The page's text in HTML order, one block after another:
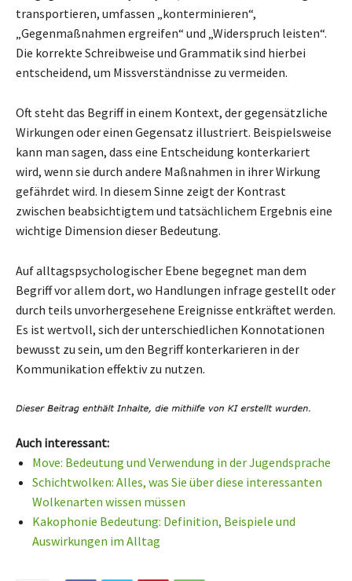
transportieren, umfassen „konterminieren“,
„Gegenmaßnahmen ergreifen“ und „Widerspruch leisten“.
Die korrekte Schreibweise und Grammatik sind hierbei
entscheidend, um Missverständnisse zu vermeiden.
Oft steht das Begriff in einem Kontext, der gegensätzliche
Wirkungen oder einen Gegensatz illustriert. Beispielsweise
kann man sagen, dass eine Entscheidung konterkariert
wird, wenn sie durch andere Maßnahmen in ihrer Wirkung
gefährdet wird. In diesem Sinne zeigt der Kontrast
zwischen beabsichtigtem und tatsächlichem Ergebnis eine
wichtige Dimension dieser Bedeutung.
Auf alltagspsychologischer Ebene begegnet man dem
Begriff vor allem dort, wo Handlungen infrage gestellt oder
durch teils unvorhergesehene Ereignisse entkräftet werden.
Es ist wertvoll, sich der unterschiedlichen Konnotationen
bewusst zu sein, um den Begriff konterkarieren in der
Kommunikation effektiv zu nutzen.
Auch interessant:
Move: Bedeutung und Verwendung in der Jugendsprache
Schichtwolken: Alles, was Sie über diese interessanten
Wolkenarten wissen müssen
Kakophonie Bedeutung: Definition, Beispiele und
Auswirkungen im Alltag